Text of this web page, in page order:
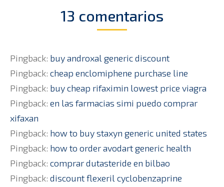
13 comentarios
Pingback: buy androxal generic discount
Pingback: cheap enclomiphene purchase line
Pingback: buy cheap rifaximin lowest price viagra
Pingback: en las farmacias simi puedo comprar
xifaxan
Pingback: how to buy staxyn generic united states
Pingback: how to order avodart generic health
Pingback: comprar dutasteride en bilbao
Pingback: discount flexeril cyclobenzaprine